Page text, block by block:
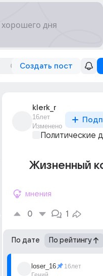
Создать пост
klerk_r
16лет
Изменено
Политические
Жизненный
мнения
0 1
По дате По рейтингу
loser_16 16лет